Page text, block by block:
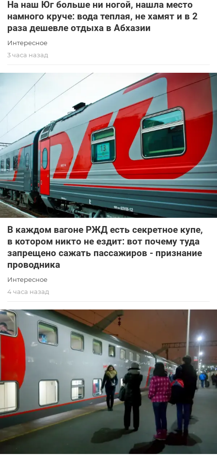
На наш Юг больше ни ногой, нашла место
намного круче: вода теплая, не хамят и в 2
раза дешевле отдыха в Абхазии
Интересное
3 часа назад
В каждом вагоне РЖД есть секретное купе,
в котором никто не ездит: вот почему туда
запрещено сажать пассажиров - признание
проводника
Интересное
4 часа назад